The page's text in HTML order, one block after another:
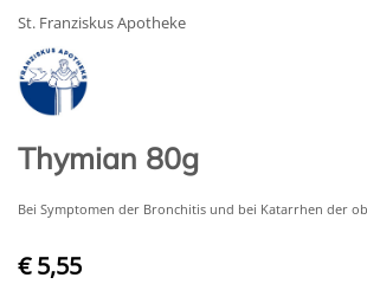
St. Franziskus Apotheke
Thymian 80g
Bei Symptomen der Bronchitis und bei Katarrhen der
€ 5,55